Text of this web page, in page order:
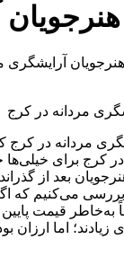
کرج برای
بعد از
به‌خاطر قیمت پایین
اما ارزان